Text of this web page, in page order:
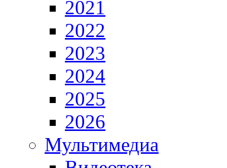
2021
2022
2023
2024
2025
2026
Мультимедиа